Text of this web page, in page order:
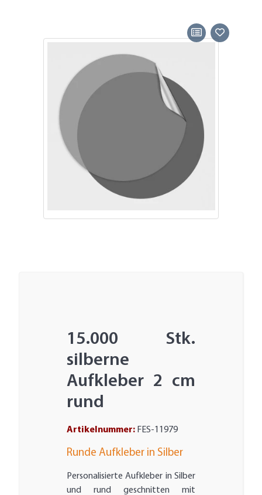
15.000 Stk.
silberne
Aufkleber 2 cm
rund
Artikelnummer: FES-11979
Runde Aufkleber in Silber
Personalisierte Aufkleber in Silber
und rund geschnitten mit